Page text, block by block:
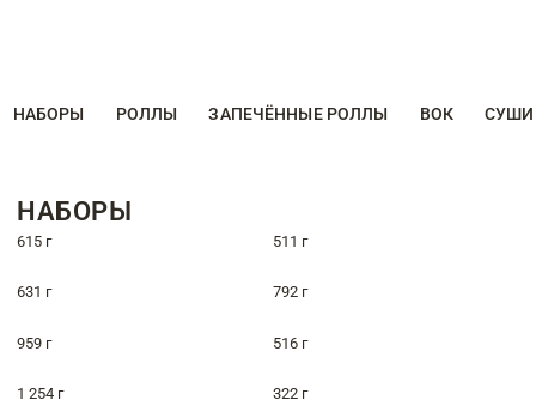
НАБОРЫ РОЛЛЫ ЗАПЕЧЁННЫЕ РОЛЛЫ ВОК СУШИ
НАБОРЫ
615 г 511 г
631 г 792 г
959 г 516 г
1 254 г 322 г